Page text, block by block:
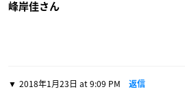
峰岸佳さん
2018年1月23日 at 9:09 PM 返信